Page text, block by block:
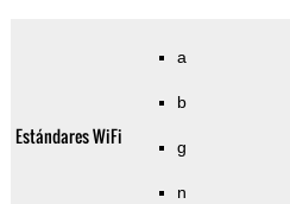
Estándares WiFi
a
b
g
n